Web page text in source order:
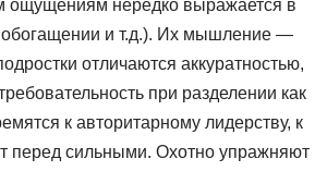
ощущениям нередко выражается в
обогащении и т.д.). Их мышление —
отличаются аккуратностью,
при разделении как
к авторитарному лидерству, к
перед сильными. Охотно упражняют